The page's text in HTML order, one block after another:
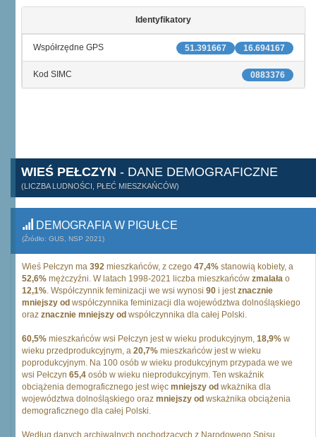
Identyfikatory
16.694167
51.391667
Współrzędne GPS
0883376
Kod SIMC
WIEŚ PEŁCZYN - DANE DEMOGRAFICZNE
(LICZBA LUDNOŚCI, PŁEĆ MIESZKAŃCÓW)
DEMOGRAFIA W PIGUŁCE
(Źródło: GUS, NSP 2021)
Wieś Pełczyn ma 392 mieszkańców, z czego 47,4% stanowią kobiety, a
52,6% mężczyźni. W latach 1998-2021 liczba mieszkańców zmalała o
12,1%. Współczynnik feminizacji we wsi wynosi 90 i jestznacznie
mniejszy od współczynnika feminizacji dla województwa dolnośląskiego
oraz znacznie mniejszy od współczynnika dla całej Polski.
60,5% mieszkańców wsi Pełczyn jest w wieku produkcyjnym, 18,9% w
wieku przedprodukcyjnym, a 20,7% mieszkańców jest w wieku
poprodukcyjnym. Na 100 osób w wieku produkcyjnym przypada we we
wsi Pełczyn 65,4 osób w wieku nieprodukcyjnym. Ten wskaźnik
obciążenia demograficznego jest więc mniejszy od wkażnika dla
województwa dolnośląskiego oraz mniejszy od wskażnika obciążenia
demograficznego dla całej Polski.
Według danych archiwalnych pochodzących z Narodowego Spisu